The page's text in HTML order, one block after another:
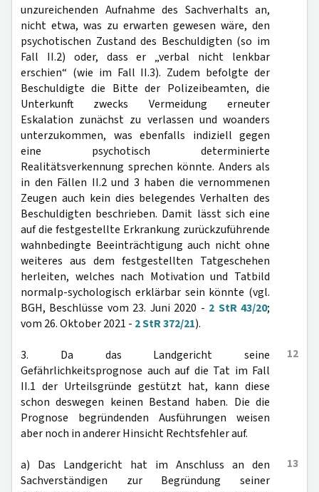
unzureichenden Aufnahme des Sachverhalts an,
nicht etwa, was zu erwarten gewesen wäre, den
psychotischen Zustand des Beschuldigten (so im
Fall II.2) oder, dass er „verbal nicht lenkbar
erschien“ (wie im Fall II.3). Zudem befolgte der
Beschuldigte die Bitte der Polizeibeamten, die
Unterkunft zwecks Vermeidung erneuter
Eskalation zunächst zu verlassen und woanders
unterzukommen, was ebenfalls indiziell gegen
eine psychotisch determinierte
Realitätsverkennung sprechen könnte. Anders als
in den Fällen II.2 und 3 haben die vernommenen
Zeugen auch kein dies belegendes Verhalten des
Beschuldigten beschrieben. Damit lässt sich eine
auf die festgestellte Erkrankung zurückzuführende
wahnbedingte Beeinträchtigung auch nicht ohne
weiteres aus dem festgestellten Tatgeschehen
herleiten, welches nach Motivation und Tatbild
normalp-sychologisch erklärbar sein könnte (vgl.
BGH, Beschlüsse vom 23. Juni 2020 - 2 StR 43/20;
vom 26. Oktober 2021 - 2 StR 372/21).
12
3. Da das Landgericht seine
Gefährlichkeitsprognose auch auf die Tat im Fall
II.1 der Urteilsgründe gestützt hat, kann diese
schon deswegen keinen Bestand haben. Die die
Prognose begründenden Ausführungen weisen
aber noch in anderer Hinsicht Rechtsfehler auf.
13
a) Das Landgericht hat im Anschluss an den
Sachverständigen zur Begründung seiner